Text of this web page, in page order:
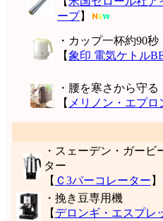
ープ】
・カップ一杯約90秒
【象印 電気ケトル
・腰を寒さから守る
【 メリノン・エプロ
・スェーデン・ガービ
ター
【 Ｃ3パーコレーター 】
・挽き豆専用機
【 デロンギ・エスプレ